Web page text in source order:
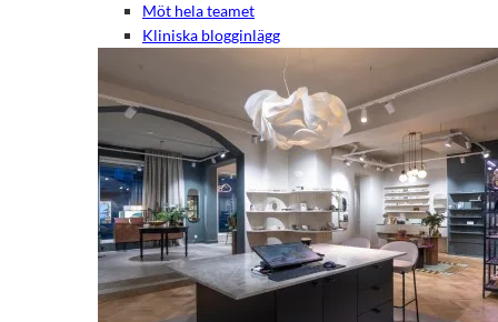
Möt hela teamet
Kliniska blogginlägg